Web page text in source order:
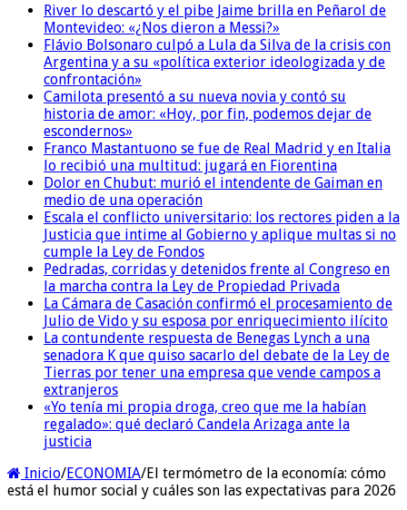
River lo descartó y el pibe Jaime brilla en Peñarol de
Montevideo: «¿Nos dieron a Messi?»
Flávio Bolsonaro culpó a Lula da Silva de la crisis con
Argentina y a su «política exterior ideologizada y de
confrontación»
Camilota presentó a su nueva novia y contó su
historia de amor: «Hoy, por fin, podemos dejar de
escondernos»
Franco Mastantuono se fue de Real Madrid y en Italia
lo recibió una multitud: jugará en Fiorentina
Dolor en Chubut: murió el intendente de Gaiman en
medio de una operación
Escala el conflicto universitario: los rectores piden a la
Justicia que intime al Gobierno y aplique multas si no
cumple la Ley de Fondos
Pedradas, corridas y detenidos frente al Congreso en
la marcha contra la Ley de Propiedad Privada
La Cámara de Casación confirmó el procesamiento de
Julio de Vido y su esposa por enriquecimiento ilícito
La contundente respuesta de Benegas Lynch a una
senadora K que quiso sacarlo del debate de la Ley de
Tierras por tener una empresa que vende campos a
extranjeros
«Yo tenía mi propia droga, creo que me la habían
regalado»: qué declaró Candela Arizaga ante la
justicia
Inicio/ECONOMIA/El termómetro de la economía: cómo
está el humor social y cuáles son las expectativas para 2026